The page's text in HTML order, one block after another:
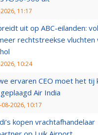
11:17
uit op ABC-eilanden:
rechtstreekse vluchten
10:24
ervaren CEO moet het tij
Air India
08-2026, 10:17
kopen vrachtafhandelaar